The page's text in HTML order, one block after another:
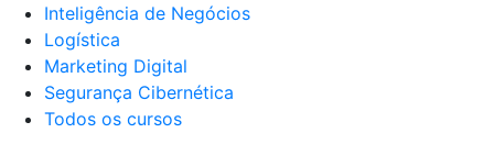
Inteligência de Negócios
Logística
Marketing Digital
Segurança Cibernética
Todos os cursos